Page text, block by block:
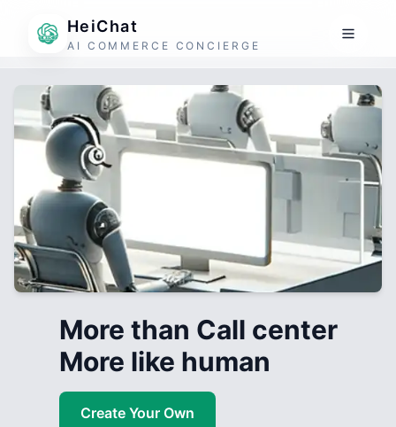
HeiChat
AI COMMERCE CONCIERGE
More than Call center
More like human
Create Your Own